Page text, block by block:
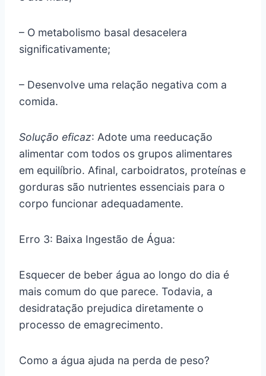
– O metabolismo basal desacelera
significativamente;
– Desenvolve uma relação negativa com a
comida.
Solução eficaz: Adote uma reeducação
alimentar com todos os grupos alimentares
em equilíbrio. Afinal, carboidratos, proteínas e
gorduras são nutrientes essenciais para o
corpo funcionar adequadamente.
Erro 3: Baixa Ingestão de Água:
Esquecer de beber água ao longo do dia é
mais comum do que parece. Todavia, a
desidratação prejudica diretamente o
processo de emagrecimento.
Como a água ajuda na perda de peso?